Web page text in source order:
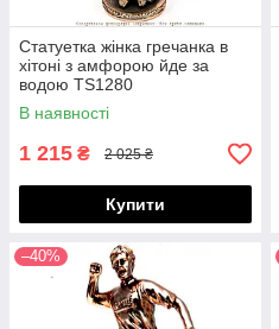
Статуетка жінка гречанка в
хітоні з амфорою йде за
водою TS1280
В наявності
1 215 ₴ 2 025 ₴
Купити
–40%